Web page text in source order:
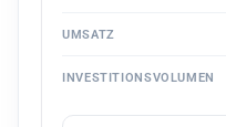
UMSATZ
INVESTITIONSVOLUMEN